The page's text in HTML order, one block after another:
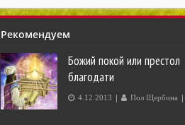
Рекомендуем
Божий покой или престол
благодати
4.12.2013 | Пол Щербина |